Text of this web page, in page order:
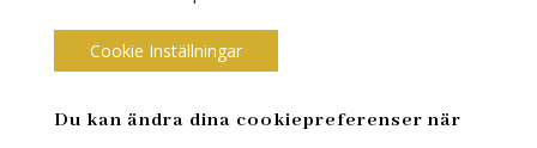
Cookie Inställningar
Du kan ändra dina cookiepreferenser när